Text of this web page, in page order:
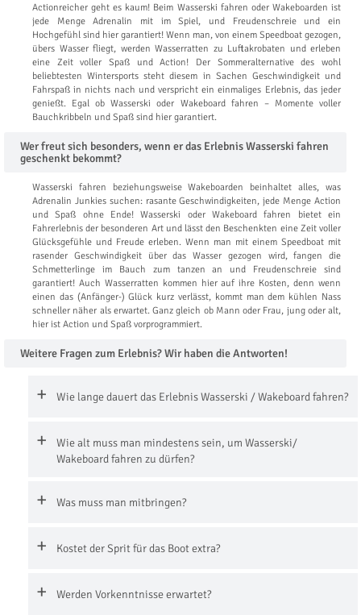
Actionreicher geht es kaum! Beim Wasserski fahren oder Wakeboarden ist
jede Menge Adrenalin mit im Spiel, und Freudenschreie und ein
Hochgefühl sind hier garantiert! Wenn man, von einem Speedboat gezogen,
übers Wasser fliegt, werden Wasserratten zu Luftakrobaten und erleben
eine Zeit voller Spaß und Action! Der Sommeralternative des wohl
beliebtesten Wintersports steht diesem in Sachen Geschwindigkeit und
Fahrspaß in nichts nach und verspricht ein einmaliges Erlebnis, das jeder
genießt. Egal ob Wasserski oder Wakeboard fahren – Momente voller
Bauchkribbeln und Spaß sind hier garantiert.
Wer freut sich besonders, wenn er das Erlebnis Wasserski fahren
geschenkt bekommt?
Wasserski fahren beziehungsweise Wakeboarden beinhaltet alles, was
Adrenalin Junkies suchen: rasante Geschwindigkeiten, jede Menge Action
und Spaß ohne Ende! Wasserski oder Wakeboard fahren bietet ein
Fahrerlebnis der besonderen Art und lässt den Beschenkten eine Zeit voller
Glücksgefühle und Freude erleben. Wenn man mit einem Speedboat mit
rasender Geschwindigkeit über das Wasser gezogen wird, fangen die
Schmetterlinge im Bauch zum tanzen an und Freudenschreie sind
garantiert! Auch Wasserratten kommen hier auf ihre Kosten, denn wenn
einen das (Anfänger-) Glück kurz verlässt, kommt man dem kühlen Nass
schneller näher als erwartet. Ganz gleich ob Mann oder Frau, jung oder alt,
hier ist Action und Spaß vorprogrammiert.
Weitere Fragen zum Erlebnis? Wir haben die Antworten!
Wie lange dauert das Erlebnis Wasserski / Wakeboard fahren?
Wie alt muss man mindestens sein, um Wasserski/
Wakeboard fahren zu dürfen?
Was muss man mitbringen?
Kostet der Sprit für das Boot extra?
Werden Vorkenntnisse erwartet?